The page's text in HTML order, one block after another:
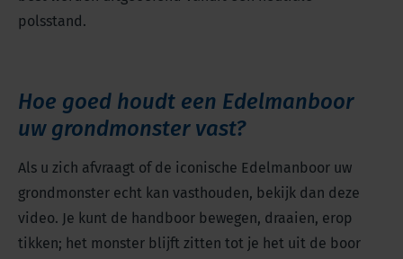
polsstand.
Hoe goed houdt een Edelmanboor
uw grondmonster vast?
Als u zich afvraagt of de iconische Edelmanboor uw
grondmonster echt kan vasthouden, bekijk dan deze
video. Je kunt de handboor bewegen, draaien, erop
tikken; het monster blijft zitten tot je het uit de boor